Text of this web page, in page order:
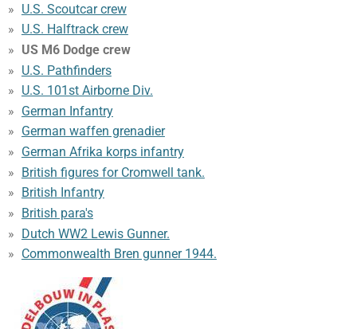
U.S. Scoutcar crew
U.S. Halftrack crew
US M6 Dodge crew
U.S. Pathfinders
U.S. 101st Airborne Div.
German Infantry
German waffen grenadier
German Afrika korps infantry
British figures for Cromwell tank.
British Infantry
British para's
Dutch WW2 Lewis Gunner.
Commonwealth Bren gunner 1944.